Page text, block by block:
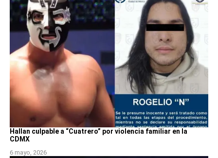
Hallan culpable a “Cuatrero” por violencia familiar en la
CDMX
6 mayo, 2026